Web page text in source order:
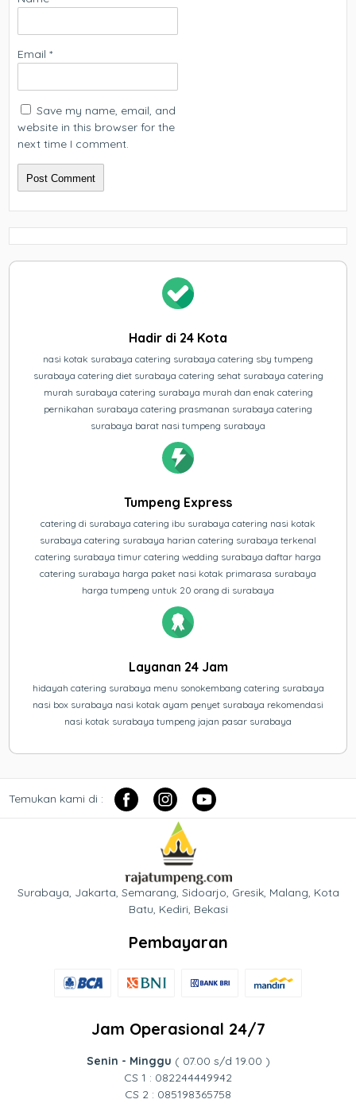
Email*
Save my name, email, and
website in this browser for the
next time I comment.
Hadir di 24 Kota
nasi kotak surabaya catering surabaya catering sby tumpeng
surabaya catering diet surabaya catering sehat surabaya catering
murah surabaya catering surabaya murah dan enak catering
pernikahan surabaya catering prasmanan surabaya catering
surabaya barat nasi tumpeng surabaya
Tumpeng Express
catering di surabaya catering ibu surabaya catering nasi kotak
surabaya catering surabaya harian catering surabaya terkenal
catering surabaya timur catering wedding surabaya daftar harga
catering surabaya harga paket nasi kotak primarasa surabaya
harga tumpeng untuk 20 orang di surabaya
Layanan 24 Jam
hidayah catering surabaya menu sonokembang catering surabaya
nasi box surabaya nasi kotak ayam penyet surabaya rekomendasi
nasi kotak surabaya tumpeng jajan pasar surabaya
Temukan kami di :
Surabaya, Jakarta, Semarang, Sidoarjo, Gresik, Malang, Kota
Batu, Kediri, Bekasi
Pembayaran
Jam Operasional 24/7
Senin - Minggu ( 07.00 s/d 19.00 )
CS 1 : 082244449942
CS 2 : 085198365758